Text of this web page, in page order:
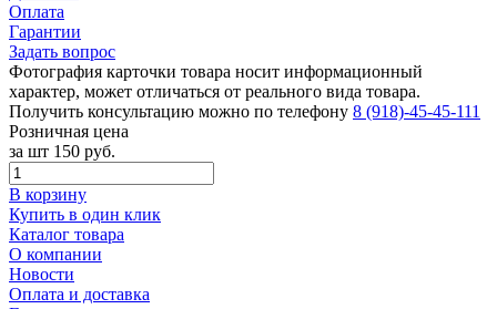
Оплата
Гарантии
Задать вопрос
Фотография карточки товара носит информационный
характер, может отличаться от реального вида товара.
Получить консультацию можно по телефону 8 (918)-45-45-111
Розничная цена
за шт 150 руб.
В корзину
Купить в один клик
Каталог товара
О компании
Новости
Оплата и доставка